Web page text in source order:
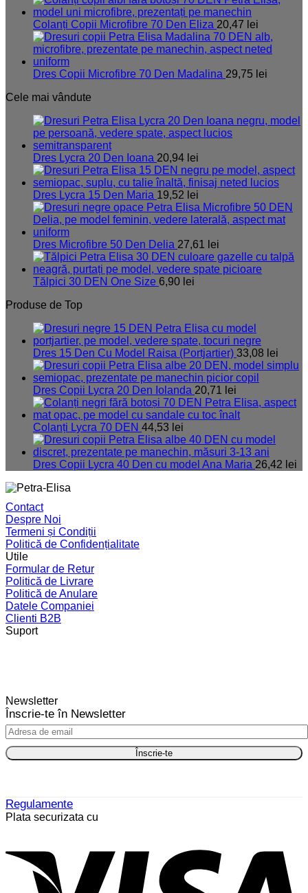
Colanți Copii Microfibre 70 Den Eliza 20,47 lei
Dres Copii Microfibre 70 Den Madalina 29,75 lei
Cele mai vândute
Dres Lycra 20 Den Ioana 20,94 lei
Dres Lycra 15 Den Maria 19,52 lei
Dres Microfibre 50 Den Delia 27,61 lei
Tălpici 30 DEN One Size 6,90 lei
Produse de Top
Dres 15 Den Cu Model Raisa (Portjartier) 33,08 lei
Dres Copii Lycra 20 Den Iolanda 20,71 lei
Colanți Lycra 70 DEN 44,53 lei
Dres Copii Lycra 40 Den cu model Ana Maria 26,42 lei
Contact
Despre Noi
Termeni și Condiții
Politică de Confidențialitate
Utile
Formular de Retur
Politică de Livrare
Politică de Anulare
Datele Companiei
Clienti B2B
Suport
Newsletter
Înscrie-te în Newsletter
Regulamente
Plata securizata cu